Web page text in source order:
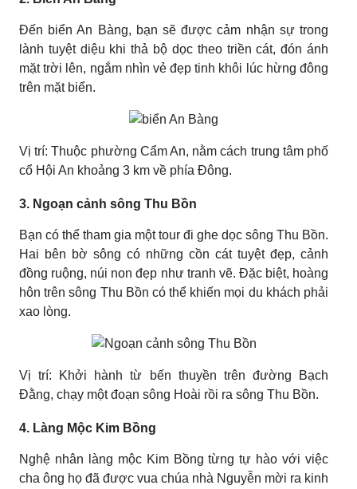
Đến biển An Bàng, bạn sẽ được cảm nhận sự trong
lành tuyệt diệu khi thả bộ dọc theo triền cát, đón ánh
mặt trời lên, ngắm nhìn vẻ đẹp tinh khôi lúc hừng đông
trên mặt biển.
Vị trí: Thuộc phường Cẩm An, nằm cách trung tâm phố
cổ Hội An khoảng 3 km về phía Đông.
3. Ngoạn cảnh sông Thu Bồn
Bạn có thể tham gia một tour đi ghe dọc sông Thu Bồn.
Hai bên bờ sông có những cồn cát tuyệt đẹp, cảnh
đồng ruộng, núi non đẹp như tranh vẽ. Đặc biệt, hoàng
hôn trên sông Thu Bồn có thể khiến mọi du khách phải
xao lòng.
Vị trí: Khởi hành từ bến thuyền trên đường Bạch
Đằng, chạy một đoạn sông Hoài rồi ra sông Thu Bồn.
4. Làng Mộc Kim Bồng
Nghệ nhân làng mộc Kim Bồng từng tự hào với việc
cha ông họ đã được vua chúa nhà Nguyễn mời ra kinh